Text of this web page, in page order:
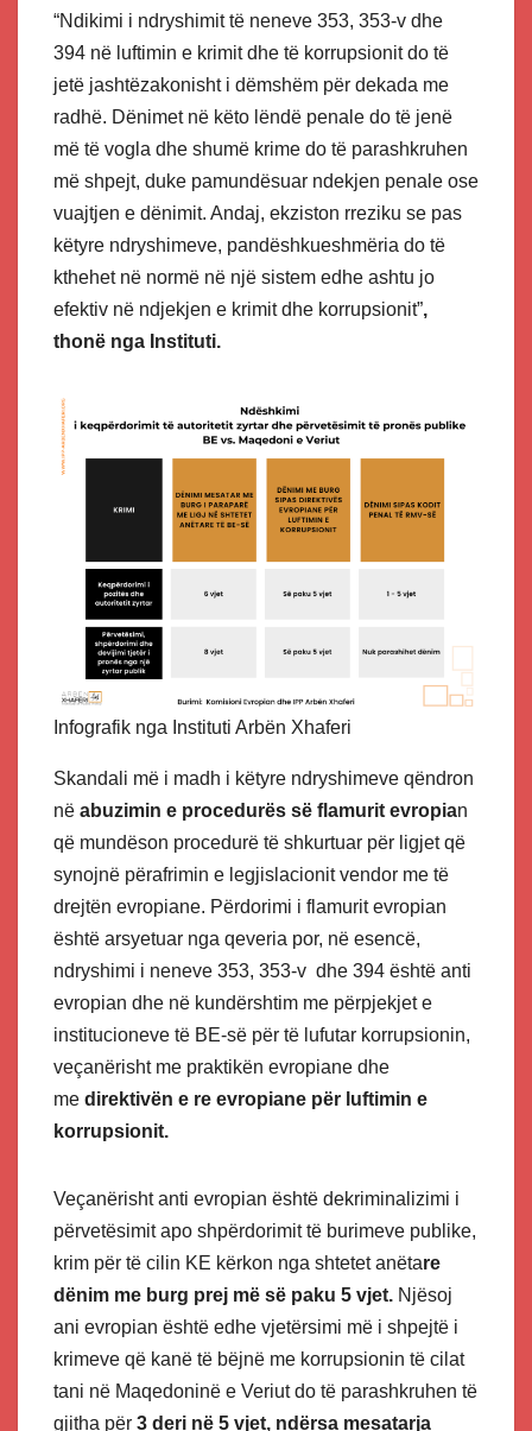
“Ndikimi i ndryshimit të neneve 353, 353-v dhe
394 në luftimin e krimit dhe të korrupsionit do të
jetë jashtëzakonisht i dëmshëm për dekada me
radhë. Dënimet në këto lëndë penale do të jenë
më të vogla dhe shumë krime do të parashkruhen
më shpejt, duke pamundësuar ndekjen penale ose
vuajtjen e dënimit. Andaj, ekziston rreziku se pas
këtyre ndryshimeve, pandëshkueshmëria do të
kthehet në normë në një sistem edhe ashtu jo
efektiv në ndjekjen e krimit dhe korrupsionit”,
thonë nga Instituti.
Infografik nga Instituti Arbën Xhaferi
Skandali më i madh i këtyre ndryshimeve qëndron
në abuzimin e procedurës së flamurit evropian
që mundëson procedurë të shkurtuar për ligjet që
synojnë përafrimin e legjislacionit vendor me të
drejtën evropiane. Përdorimi i flamurit evropian
është arsyetuar nga qeveria por, në esencë,
ndryshimi i neneve 353, 353-v dhe 394 është anti
evropian dhe në kundërshtim me përpjekjet e
institucioneve të BE-së për të lufutar korrupsionin,
veçanërisht me praktikën evropiane dhe
me direktivën e re evropiane për luftimin e
korrupsionit.
Veçanërisht anti evropian është dekriminalizimi i
përvetësimit apo shpërdorimit të burimeve publike,
krim për të cilin KE kërkon nga shtetet anëtare
dënim me burg prej më së paku 5 vjet. Njësoj
ani evropian është edhe vjetërsimi më i shpejtë i
krimeve që kanë të bëjnë me korrupsionin të cilat
tani në Maqedoninë e Veriut do të parashkruhen të
gjitha për 3 deri në 5 vjet, ndërsa mesatarja